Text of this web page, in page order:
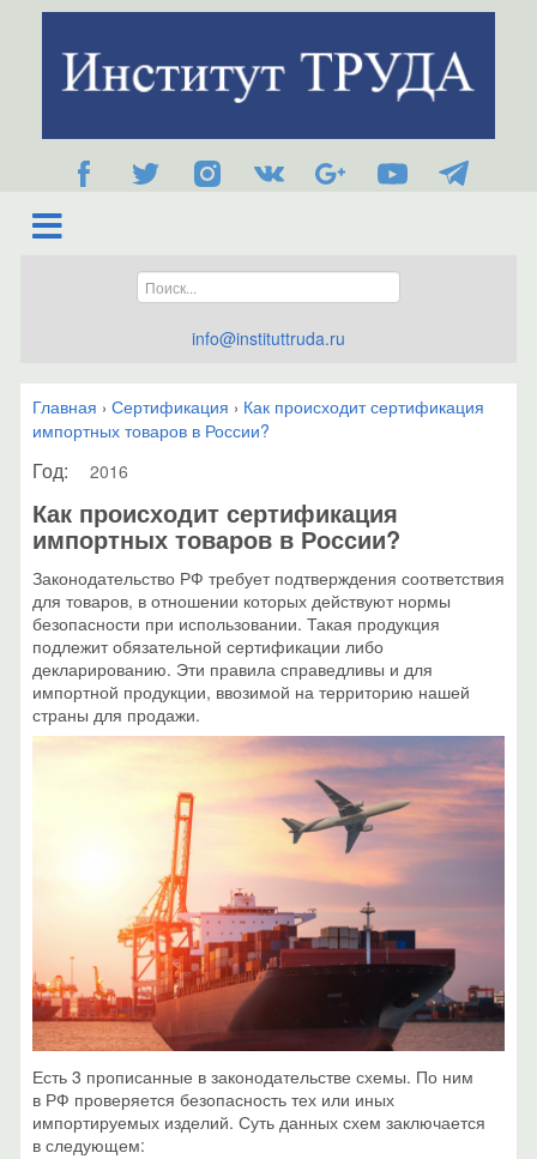
info@instituttruda.ru
Главная › Сертификация › Как происходит сертификация
импортных товаров в России?
Год: 2016
Как происходит сертификация
импортных товаров в России?
Законодательство РФ требует подтверждения соответствия
для товаров, в отношении которых действуют нормы
безопасности при использовании. Такая продукция
подлежит обязательной сертификации либо
декларированию. Эти правила справедливы и для
импортной продукции, ввозимой на территорию нашей
страны для продажи.
Есть 3 прописанные в законодательстве схемы. По ним
в РФ проверяется безопасность тех или иных
импортируемых изделий. Суть данных схем заключается
в следующем: